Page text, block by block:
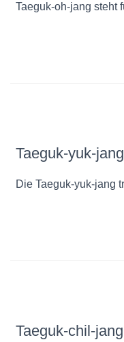
Taeguk-oh-jang steht
Taeguk-yuk-
Die Taeguk-yuk-jang
Taeguk-chil-